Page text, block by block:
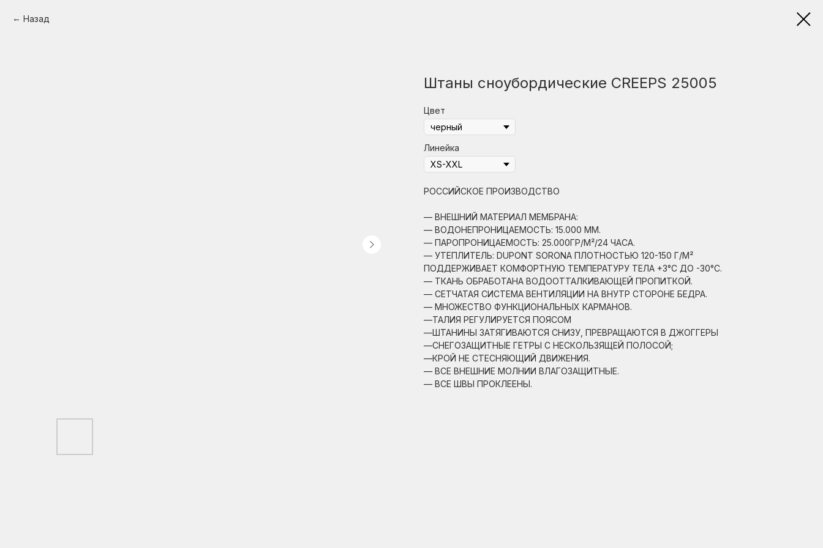
Назад
Штаны сноубордические CREEPS 25005
Цвет
Линейка
РОССИЙСКОЕ ПРОИЗВОДСТВО
— ВНЕШНИЙ МАТЕРИАЛ МЕМБРАНА:
— ВОДОНЕПРОНИЦАЕМОСТЬ: 15.000 ММ.
— ПАРОПРОНИЦАЕМОСТЬ: 25.000ГР/М²/24 ЧАСА.
— УТЕПЛИТЕЛЬ: DUPONT SORONA ПЛОТНОСТЬЮ 120-150 Г/М²
ПОДДЕРЖИВАЕТ КОМФОРТНУЮ ТЕМПЕРАТУРУ ТЕЛА +3°С ДО -30°С.
— ТКАНЬ ОБРАБОТАНА ВОДООТТАЛКИВАЮЩЕЙ ПРОПИТКОЙ.
— СЕТЧАТАЯ СИСТЕМА ВЕНТИЛЯЦИИ НА ВНУТР СТОРОНЕ БЕДРА.
— МНОЖЕСТВО ФУНКЦИОНАЛЬНЫХ КАРМАНОВ.
—ТАЛИЯ РЕГУЛИРУЕТСЯ ПОЯСОМ
—ШТАНИНЫ ЗАТЯГИВАЮТСЯ СНИЗУ, ПРЕВРАЩАЮТСЯ В ДЖОГГЕРЫ
—СНЕГОЗАЩИТНЫЕ ГЕТРЫ С НЕСКОЛЬЗЯЩЕЙ ПОЛОСОЙ;
—КРОЙ НЕ СТЕСНЯЮЩИЙ ДВИЖЕНИЯ.
— ВСЕ ВНЕШНИЕ МОЛНИИ ВЛАГОЗАЩИТНЫЕ.
— ВСЕ ШВЫ ПРОКЛЕЕНЫ.